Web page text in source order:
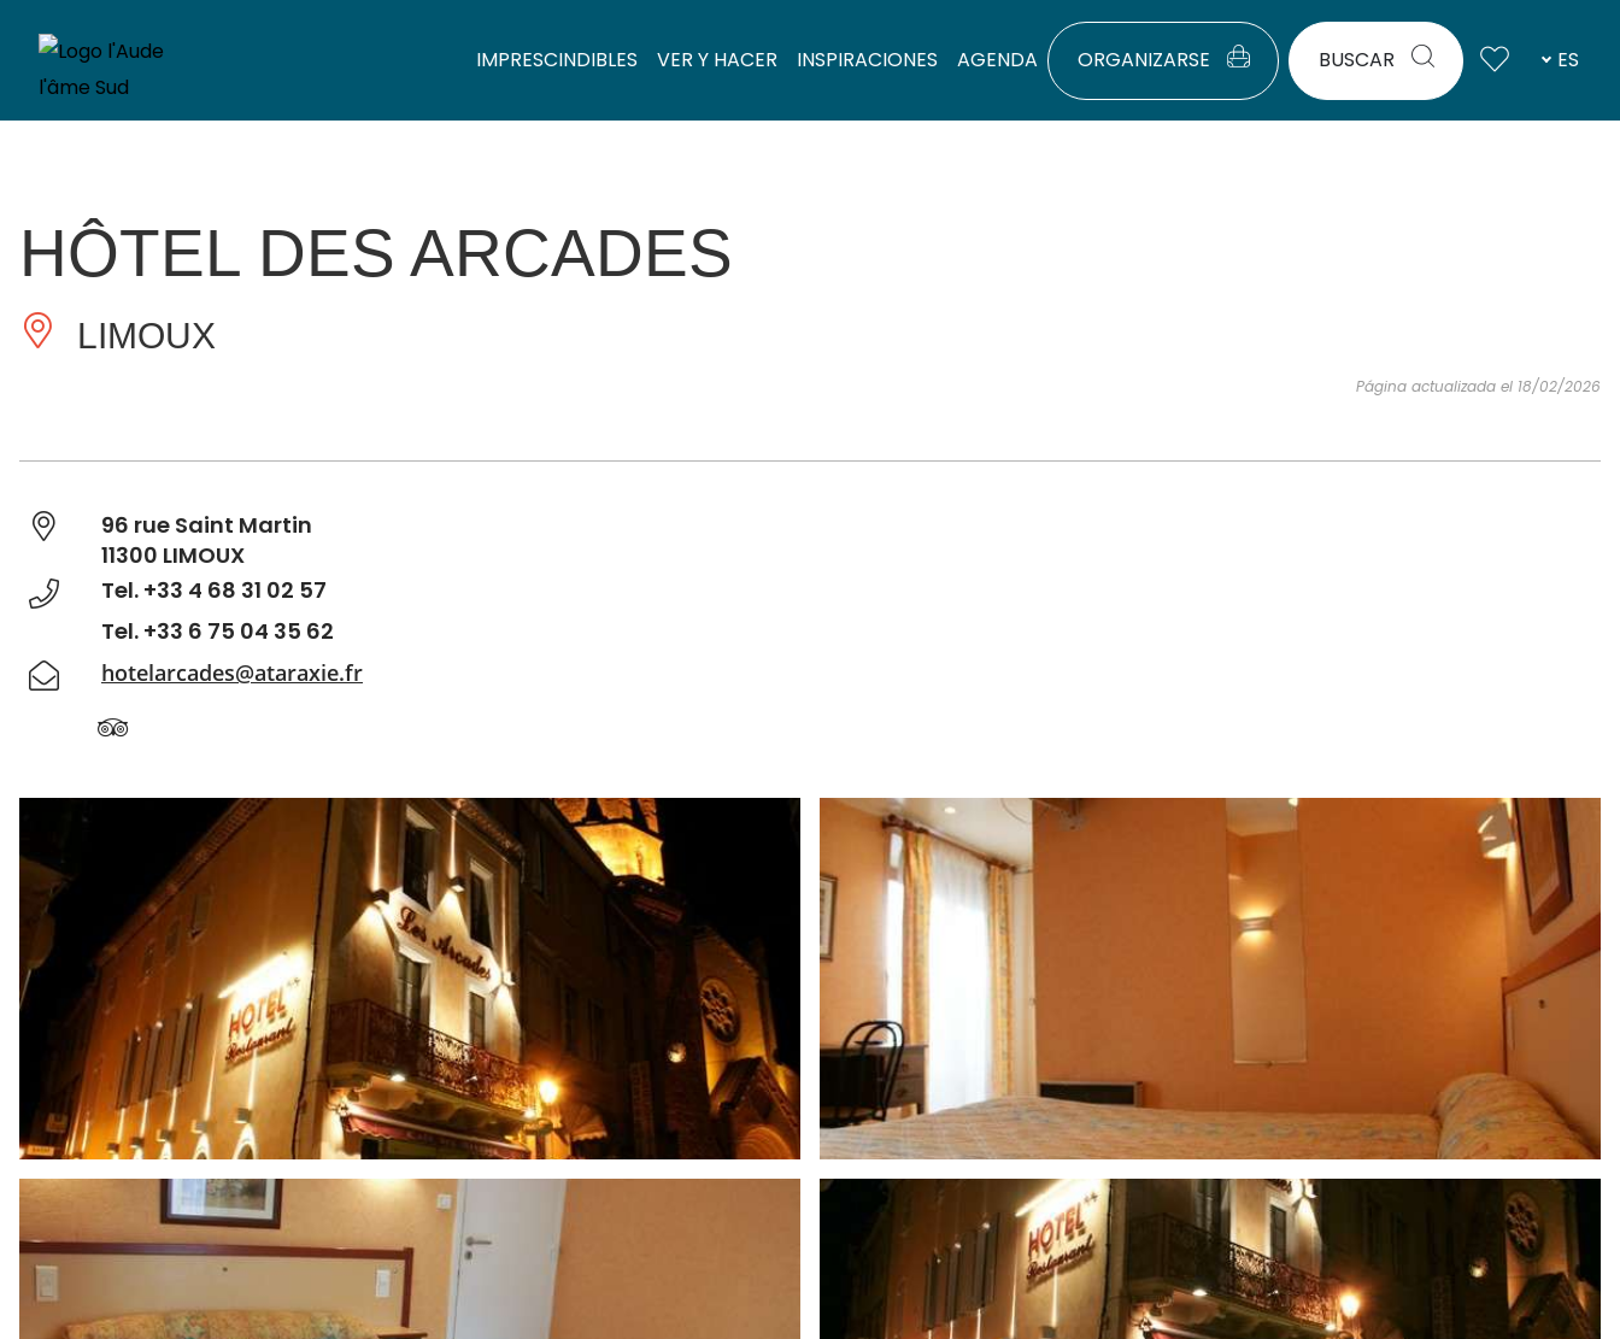
IMPRESCINDIBLES VER Y HACER INSPIRACIONES AGENDA ORGANIZARSE BUSCAR ES
HÔTEL DES ARCADES
LIMOUX
Página actualizada el 18/02/2026
96 rue Saint Martin
11300 LIMOUX
Tel. +33 4 68 31 02 57
Tel. +33 6 75 04 35 62
hotelarcades@ataraxie.fr